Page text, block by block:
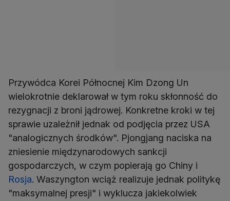
Przywódca Korei Północnej Kim Dzong Un
wielokrotnie deklarował w tym roku skłonność do
rezygnacji z broni jądrowej. Konkretne kroki w tej
sprawie uzależnił jednak od podjęcia przez USA
"analogicznych środków". Pjongjang naciska na
zniesienie międzynarodowych sankcji
gospodarczych, w czym popierają go Chiny i
Rosja. Waszyngton wciąż realizuje jednak politykę
"maksymalnej presji" i wyklucza jakiekolwiek